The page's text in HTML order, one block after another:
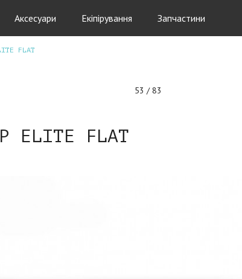
Аксесуари Екіпірування Запчастини
FLAT
53 / 83
ELITE FLAT